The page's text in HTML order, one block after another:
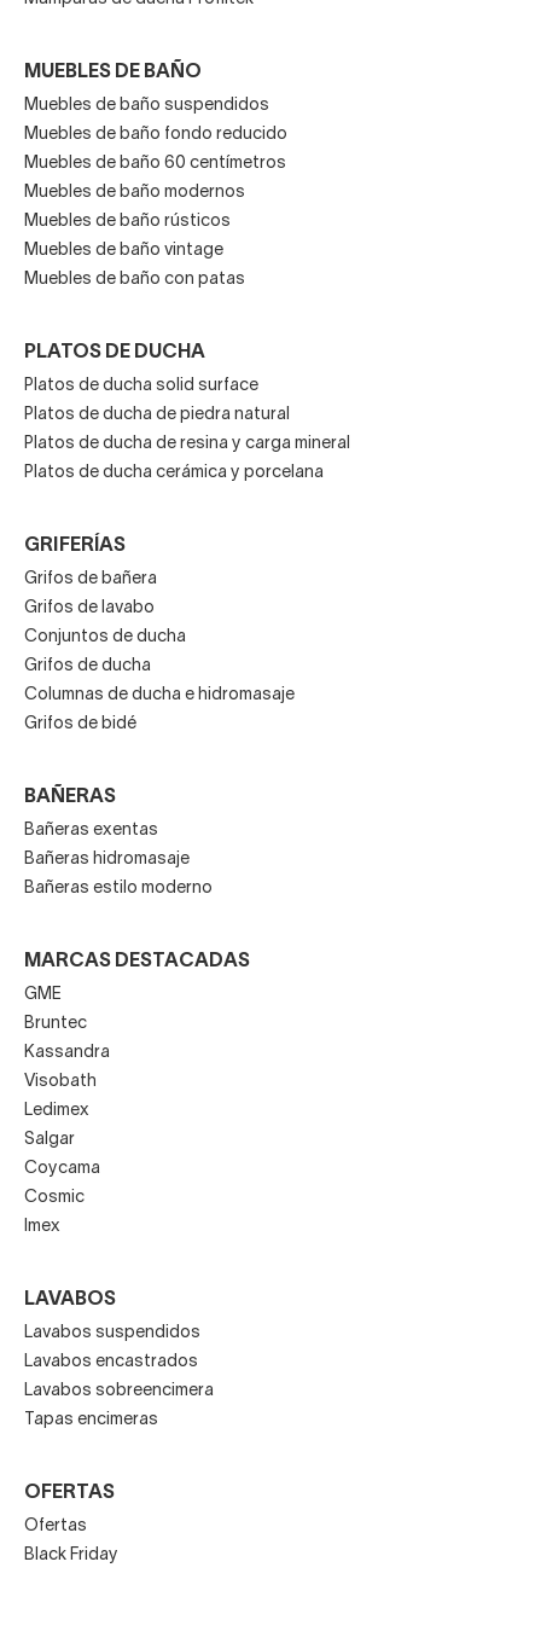
MUEBLES DE BAÑO
Muebles de baño suspendidos
Muebles de baño fondo reducido
Muebles de baño 60 centímetros
Muebles de baño modernos
Muebles de baño rústicos
Muebles de baño vintage
Muebles de baño con patas
PLATOS DE DUCHA
Platos de ducha solid surface
Platos de ducha de piedra natural
Platos de ducha de resina y carga mineral
Platos de ducha cerámica y porcelana
GRIFERÍAS
Grifos de bañera
Grifos de lavabo
Conjuntos de ducha
Grifos de ducha
Columnas de ducha e hidromasaje
Grifos de bidé
BAÑERAS
Bañeras exentas
Bañeras hidromasaje
Bañeras estilo moderno
MARCAS DESTACADAS
GME
Bruntec
Kassandra
Visobath
Ledimex
Salgar
Coycama
Cosmic
Imex
LAVABOS
Lavabos suspendidos
Lavabos encastrados
Lavabos sobreencimera
Tapas encimeras
OFERTAS
Ofertas
Black Friday